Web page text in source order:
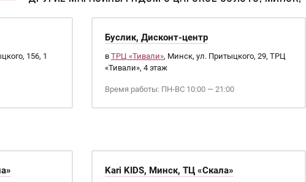
156, 1
Буслик, Дисконт-центр
в ТРЦ «Тивали», Минск, ул. Притыцкого, 29, ТРЦ
«Тивали», 4 этаж
Время работы: ПН-ВС 10:00 — 21:00
Kari KIDS, Минск, ТЦ «Скала»